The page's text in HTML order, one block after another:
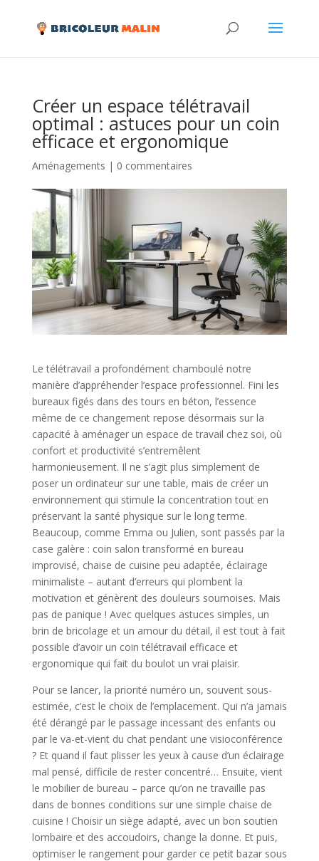
Créer un espace télétravail
optimal : astuces pour un coin
efficace et ergonomique
Aménagements | 0 commentaires
Le télétravail a profondément chamboulé notre
manière d’appréhender l’espace professionnel. Fini les
bureaux figés dans des tours en béton, l’essence
même de ce changement repose désormais sur la
capacité à aménager un espace de travail chez soi, où
confort et productivité s’entremêlent
harmonieusement. Il ne s’agit plus simplement de
poser un ordinateur sur une table, mais de créer un
environnement qui stimule la concentration tout en
préservant la santé physique sur le long terme.
Beaucoup, comme Emma ou Julien, sont passés par la
case galère : coin salon transformé en bureau
improvisé, chaise de cuisine peu adaptée, éclairage
minimaliste – autant d’erreurs qui plombent la
motivation et génèrent des douleurs sournoises. Mais
pas de panique ! Avec quelques astuces simples, un
brin de bricolage et un amour du détail, il est tout à fait
possible d’avoir un coin télétravail efficace et
ergonomique qui fait du boulot un vrai plaisir.
Pour se lancer, la priorité numéro un, souvent sous-
estimée, c’est le choix de l’emplacement. Qui n’a jamais
été dérangé par le passage incessant des enfants ou
par le va-et-vient du chat pendant une visioconférence
? Et quand il faut plisser les yeux à cause d’un éclairage
mal pensé, difficile de rester concentré… Ensuite, vient
le mobilier de bureau – parce qu’on ne travaille pas
dans de bonnes conditions sur une simple chaise de
cuisine ! Choisir un siège adapté, avec un bon soutien
lombaire et des accoudoirs, change la donne. Et puis,
optimiser le rangement pour garder ce petit bazar sous